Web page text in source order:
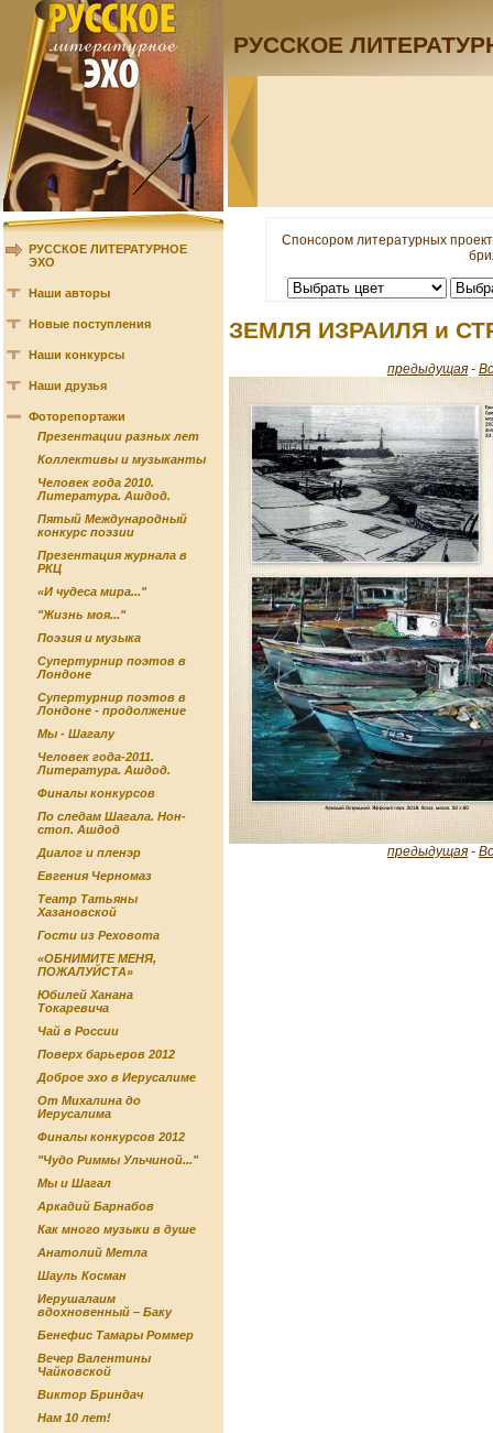
РУССКОЕ
РУССКОЕ ЛИТЕРАТУРНОЕ
ЭХО
Наши авторы
Новые поступления
Наши конкурсы
Наши друзья
Фоторепортажи
Презентации разных лет
Коллективы и музыканты
Человек года 2010.
Литература. Ашдод.
Пятый Международный
конкурс поэзии
Презентация журнала в
РКЦ
«И чудеса мира..."
"Жизнь моя..."
Поэзия и музыка
Супертурнир поэтов в
Лондоне
Супертурнир поэтов в
Лондоне - продолжение
Мы - Шагалу
Человек года-2011.
Литература. Ашдод.
Финалы конкурсов
По следам Шагала. Нон-
стоп. Ашдод
Диалог и пленэр
Евгения Черномаз
Театр Татьяны
Хазановской
Гости из Реховота
«ОБНИМИТЕ МЕНЯ,
ПОЖАЛУЙСТА»
Юбилей Ханана
Токаревича
Чай в России
Поверх барьеров 2012
Доброе эхо в Иерусалиме
От Михалина до
Иерусалима
Финалы конкурсов 2012
"Чудо Риммы Ульчиной..."
Мы и Шагал
Аркадий Барнабов
Как много музыки в душе
Анатолий Метла
Шауль Косман
Иерушалаим
вдохновенный – Баку
Бенефис Тамары Роммер
Вечер Валентины
Чайковской
Виктор Бриндач
Нам 10 лет!
Спонсором литературных
ЗЕМЛЯ ИЗРАИЛЯ и
предыдущая -
предыдущая -